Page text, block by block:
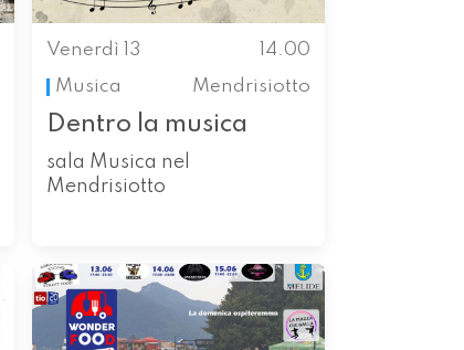
Venerdì 13
14.00
Musica
Mendrisiotto
Dentro la musica
sala Musica nel
Mendrisiotto